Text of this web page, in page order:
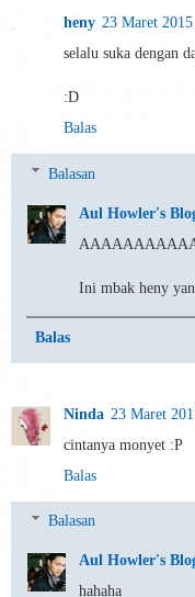
heny 23 Maret
selalu suka dengan
:D
Balas
Balasan
Aul Howler's
Ini mbak heny
Balas
Ninda 23 Maret
cintanya monyet :P
Balas
Balasan
Aul Howler's
hahaha